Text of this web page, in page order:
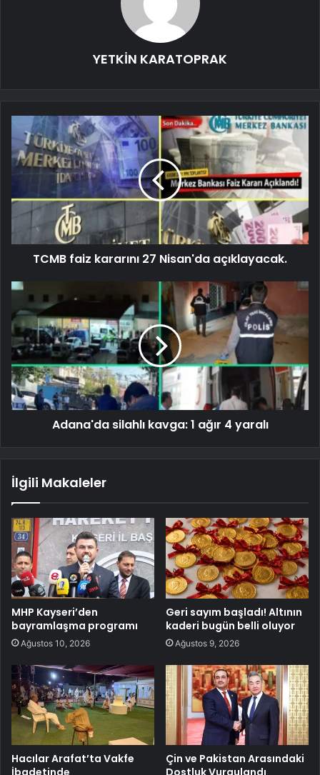
YETKİN KARATOPRAK
TCMB faiz kararını 27 Nisan'da açıklayacak.
Adana'da silahlı kavga: 1 ağır 4 yaralı
İlgili Makaleler
MHP Kayseri’den
bayramlaşma programı
Ağustos 10, 2026
Geri sayım başladı! Altının
kaderi bugün belli oluyor
Ağustos 9, 2026
Hacılar Arafat’ta Vakfe
Çin ve Pakistan Arasındaki